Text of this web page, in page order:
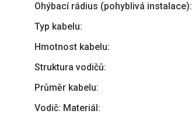
Ohýbací rádius (pohyblivá instalace):
Typ kabelu:
Hmotnost kabelu:
Struktura vodičů:
Průměr kabelu:
Vodič: Materiál: